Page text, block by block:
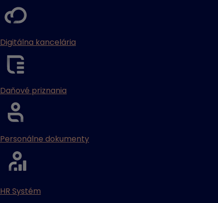
Digitálna kancelária
Daňové priznania
Personálne dokumenty
HR Systém